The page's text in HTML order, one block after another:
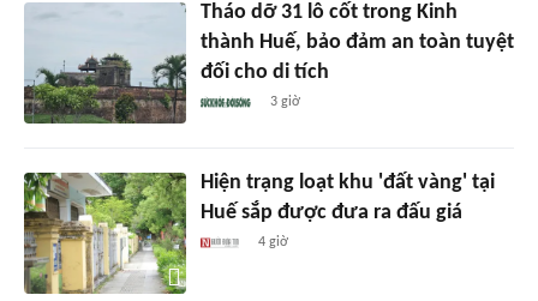
Tháo dỡ 31 lô cốt trong Kinh
thành Huế, bảo đảm an toàn tuyệt
đối cho di tích
3 giờ
Hiện trạng loạt khu 'đất vàng' tại
Huế sắp được đưa ra đấu giá
4 giờ